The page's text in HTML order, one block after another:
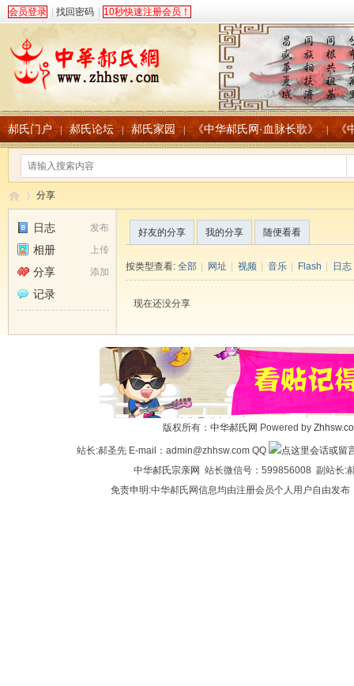
会员登录 找回密码 10秒快速注册会员！
郝氏门户 | 郝氏论坛 | 郝氏家园 | 《中华郝氏网·血脉长歌》 《
分享
发布
日志
上传
相册
添加
分享
记录
好友的分享 我的分享 随便看看
按类型查看: 全部 网址 视频 音乐 Flash 日志
现在还没分享
版权所有： 中华郝氏网 Powered by
站长:郝圣先 E-mail：admin@zhhsw.com QQ
中华郝氏宗亲网 站长微信号：599856008 副站长:
免责申明:中华郝氏网信息均由注册会员个人用户自由发